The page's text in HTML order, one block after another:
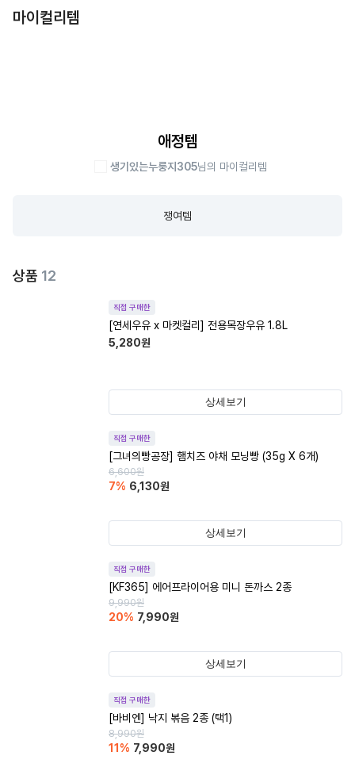
마이컬리템
애정템
생기있는누룽지305님의 마이컬리템
쟁여템
상품 12
직접 구매한
[연세우유 x 마켓컬리] 전용목장우유 1.8L
5,280원
상세보기
직접 구매한
[그녀의빵공장] 햄치즈 야채 모닝빵 (35g X 6개)
6,600원
7% 6,130원
상세보기
직접 구매한
[KF365] 에어프라이어용 미니 돈까스 2종
9,990원
20% 7,990원
상세보기
직접 구매한
[바비엔] 낙지 볶음 2종 (택1)
8,990원
11 % 7,990원